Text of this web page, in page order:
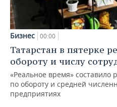
Бизнес 00:00
Татарстан в пятерке
обороту и числу
«Реальное время» составило
по обороту и средней
предприятиях